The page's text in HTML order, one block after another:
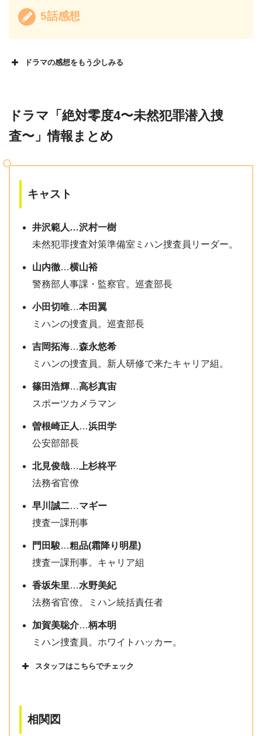
5話感想
ドラマの感想をもう少しみる
5話感想
ドラマ「絶対零度4〜未然犯罪潜入捜
査〜」情報まとめ
キャスト
井沢範人…沢村一樹
未然犯罪捜査対策準備室ミハン捜査員リーダー。
山内徹…横山裕
警務部人事課・監察官。巡査部長
小田切唯…本田翼
ミハンの捜査員。巡査部長
吉岡拓海…森永悠希
ミハンの捜査員。新人研修で来たキャリア組。
篠田浩輝…高杉真宙
スポーツカメラマン
曽根崎正人 …浜田学
公安部部長
北見俊哉…
上杉柊平
法務省官僚
早川誠二…マギー
捜査一課刑事
門田駿…粗品(霜降り明星)
捜査一課刑事。キャリア組
香坂朱里…水野美紀
法務省官僚。ミハン統括責任者
加賀美聡介…柄本明
ミハン捜査員。ホワイトハッカー。
スタッフはこちらでチェック
相関図